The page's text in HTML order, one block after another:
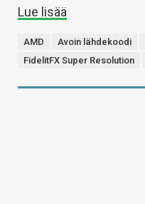
Lue lisää
AMD Avoin lähdekoodi
FidelitFX Super Resolution